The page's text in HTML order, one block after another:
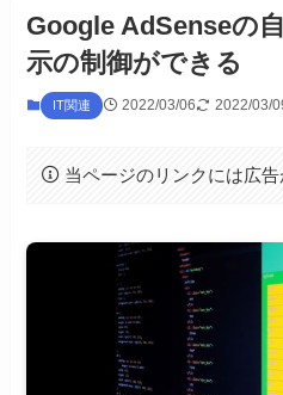
Google AdSenseの
示の制御ができる
IT関連 2022/03/06 2022/03/
当ページのリンクには広告